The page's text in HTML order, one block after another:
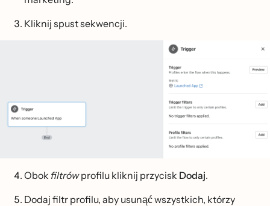
Kliknij spust sekwencji.
Obok filtrówprofilu kliknij przycisk Dodaj.
Dodaj filtr profilu, aby usunąć wszystkich, którzy